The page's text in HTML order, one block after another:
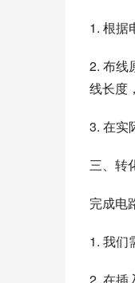
1. 根据
2. 布线
线长度
3. 在实
三、转
完成电
1. 我们